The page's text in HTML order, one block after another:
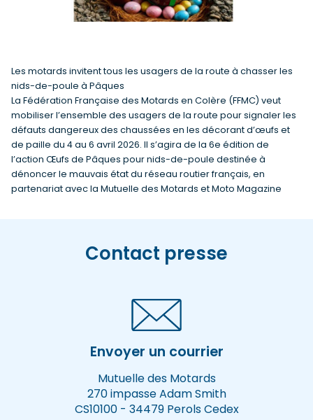
Les motards invitent tous les usagers de la route à chasser les
nids-de-poule à Pâques
La Fédération Française des Motards en Colère (FFMC) veut
mobiliser l’ensemble des usagers de la route pour signaler les
défauts dangereux des chaussées en les décorant d’œufs et
de paille du 4 au 6 avril 2026. Il s’agira de la 6e édition de
l’action Œufs de Pâques pour nids-de-poule destinée à
dénoncer le mauvais état du réseau routier français, en
partenariat avec la Mutuelle des Motards et Moto Magazine
Contact presse
Envoyer un courrier
Mutuelle des Motards
270 impasse Adam Smith
CS10100 - 34479 Perols Cedex